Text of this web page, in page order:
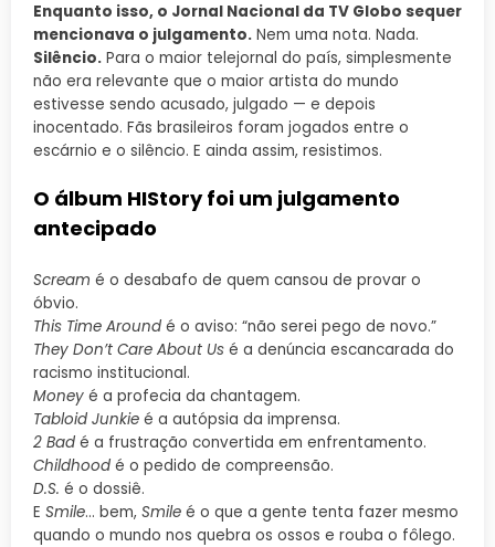
Enquanto isso, o Jornal Nacional da TV Globo sequer
mencionava o julgamento. Nem uma nota. Nada.
Silêncio. Para o maior telejornal do país, simplesmente
não era relevante que o maior artista do mundo
estivesse sendo acusado, julgado — e depois
inocentado. Fãs brasileiros foram jogados entre o
escárnio e o silêncio. E ainda assim, resistimos.
O álbum HIStory foi um julgamento
antecipado
Scream é o desabafo de quem cansou de provar o
óbvio.
This Time Around é o aviso: “não serei pego de novo.”
They Don’t Care About Us é a denúncia escancarada do
racismo institucional.
Money é a profecia da chantagem.
Tabloid Junkie é a autópsia da imprensa.
2 Bad é a frustração convertida em enfrentamento.
Childhood é o pedido de compreensão.
D.S. é o dossiê.
E Smile… bem, Smile é o que a gente tenta fazer mesmo
quando o mundo nos quebra os ossos e rouba o fôlego.